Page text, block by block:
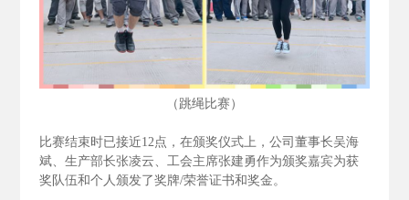
（跳绳比赛）
比赛结束时已接近12点，在颁奖仪式上，公司董事长吴海
斌、生产部长张凌云、工会主席张建勇作为颁奖嘉宾为获
奖队伍和个人颁发了奖牌/荣誉证书和奖金。